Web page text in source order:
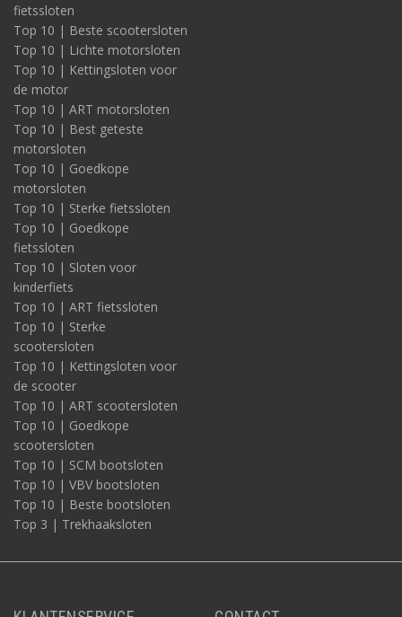
fietssloten
Top 10 | Beste scootersloten
Top 10 | Lichte motorsloten
Top 10 | Kettingsloten voor
de motor
Top 10 | ART motorsloten
Top 10 | Best geteste
motorsloten
Top 10 | Goedkope
motorsloten
Top 10 | Sterke fietssloten
Top 10 | Goedkope
fietssloten
Top 10 | Sloten voor
kinderfiets
Top 10 | ART fietssloten
Top 10 | Sterke
scootersloten
Top 10 | Kettingsloten voor
de scooter
Top 10 | ART scootersloten
Top 10 | Goedkope
scootersloten
Top 10 | SCM bootsloten
Top 10 | VBV bootsloten
Top 10 | Beste bootsloten
Top 3 | Trekhaaksloten